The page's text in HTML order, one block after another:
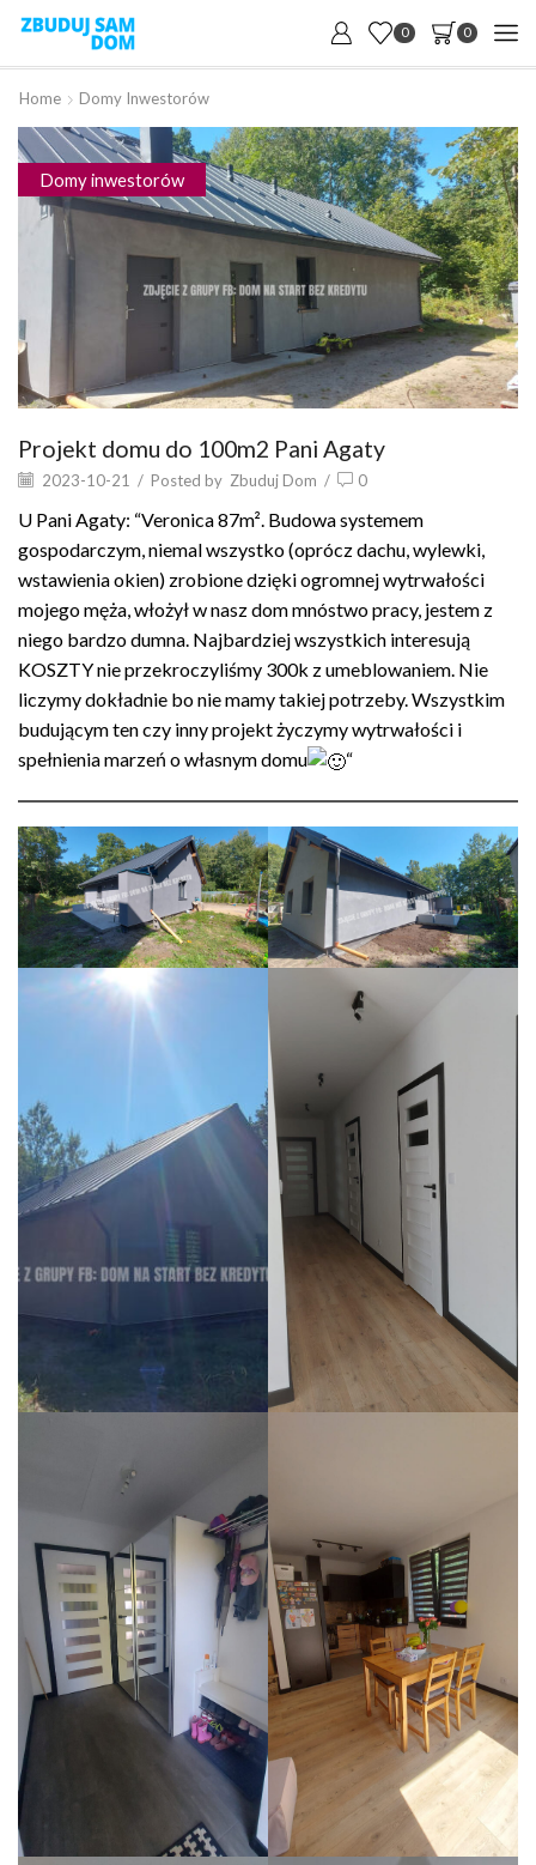
0 0
Home Domy Inwestorów
Domy inwestorów
Projekt domu do 100m2 Pani Agaty
2023-10-21 / Posted by Zbuduj Dom / 0
U Pani Agaty: “Veronica 87m². Budowa systemem
gospodarczym, niemal wszystko (oprócz dachu, wylewki,
wstawienia okien) zrobione dzięki ogromnej wytrwałości
mojego męża, włożył w nasz dom mnóstwo pracy, jestem z
niego bardzo dumna. Najbardziej wszystkich interesują
KOSZTY nie przekroczyliśmy 300k z umeblowaniem. Nie
liczymy dokładnie bo nie mamy takiej potrzeby. Wszystkim
budującym ten czy inny projekt życzymy wytrwałości i
spełnienia marzeń o własnym domu
“